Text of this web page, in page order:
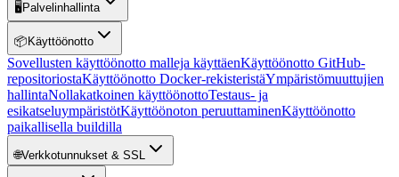
🖥️ Palvelinhallinta
📦 Käyttöönotto
Sovellusten käyttöönotto malleja käyttäenKäyttöönotto GitHub-
repositoriostaKäyttöönotto Docker-rekisteristäYmpäristömuuttujien
hallintaNollakatkoinen käyttöönottoTestaus- ja
esikatseluympäristötKäyttöönoton peruuttaminenKäyttöönotto
paikallisella buildilla
🌐Verkkotunnukset & SSL